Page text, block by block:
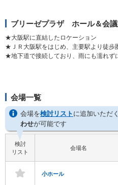
ブリーゼプラザ ホール＆会議
★大阪駅に直結したロケーション
★ＪＲ大阪駅をはじめ、主要駅より徒歩
★地下道で接続しており、雨にも濡れず
会場一覧
会場を検討リストに追加いただ
わせが可能です
検討
リスト
会場名
小ホール